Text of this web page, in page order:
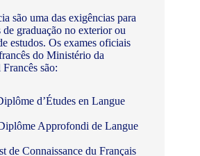
são uma das exigências para
de graduação no exterior ou
estudos. Os exames oficiais
do Ministério da
são:
d’Études en Langue
Approfondi de Langue
de Connaissance du Français